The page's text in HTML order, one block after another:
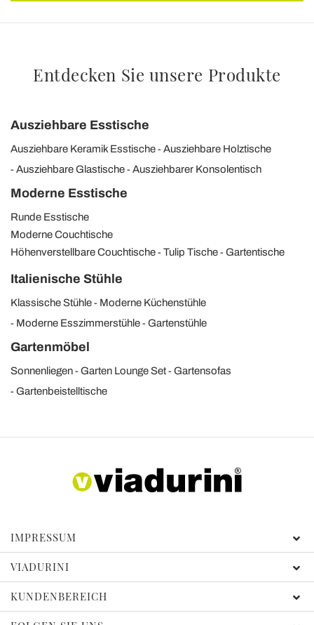
Entdecken Sie unsere Produkte
Ausziehbare Esstische
Ausziehbare Keramik Esstische
Ausziehbare Holztische
Ausziehbare Glastische
Ausziehbarer Konsolentisch
Moderne Esstische
Runde Esstische
Moderne Couchtische
Höhenverstellbare Couchtische
Tulip Tische Gartentische
Italienische Stühle
Klassische Stühle
Moderne Küchenstühle
Moderne Esszimmerstühle
Gartenstühle
Gartenmöbel
Sonnenliegen Garten Lounge Set
Gartensofas
Gartenbeistelltische
IMPRESSUM
VIADURINI
KUNDENBEREICH